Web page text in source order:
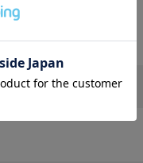
で送る